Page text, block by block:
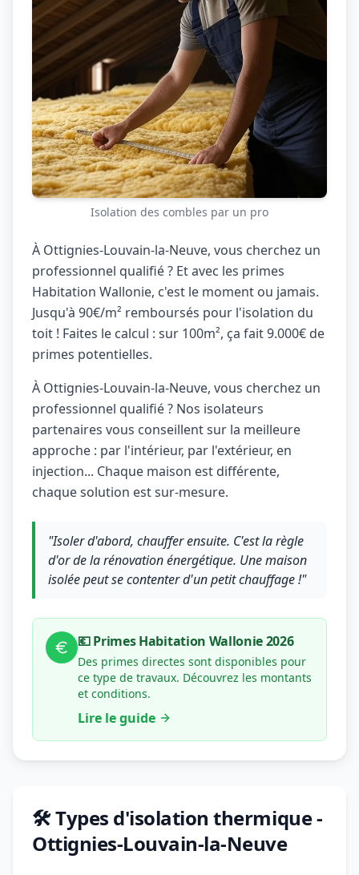
Isolation des combles par un pro
À Ottignies-Louvain-la-Neuve, vous cherchez un
professionnel qualifié ? Et avec les primes
Habitation Wallonie, c'est le moment ou jamais.
Jusqu'à 90€/m² remboursés pour l'isolation du
toit ! Faites le calcul : sur 100m², ça fait 9.000€ de
primes potentielles.
À Ottignies-Louvain-la-Neuve, vous cherchez un
professionnel qualifié ? Nos isolateurs
partenaires vous conseillent sur la meilleure
approche : par l'intérieur, par l'extérieur, en
injection... Chaque maison est différente,
chaque solution est sur-mesure.
"Isoler d'abord, chauffer ensuite. C'est la règle
d'or de la rénovation énergétique. Une maison
isolée peut se contenter d'un petit chauffage !"
💶 Primes Habitation Wallonie 2026
Des primes directes sont disponibles pour
ce type de travaux. Découvrez les montants
et conditions.
Lire le guide
🛠️ Types d'isolation thermique -
Ottignies-Louvain-la-Neuve